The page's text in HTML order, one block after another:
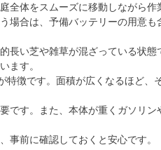
全体をスムーズに移動しながら作
合は、予備バッテリーの用意も
い芝や雑草が混ざっている状態
ます。
徴です。面積が広くなるほど、
です。また、本体が重くガソリ
事前に確認しておくと安心です。